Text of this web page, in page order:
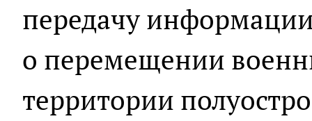
передачу
о перемещении
территории